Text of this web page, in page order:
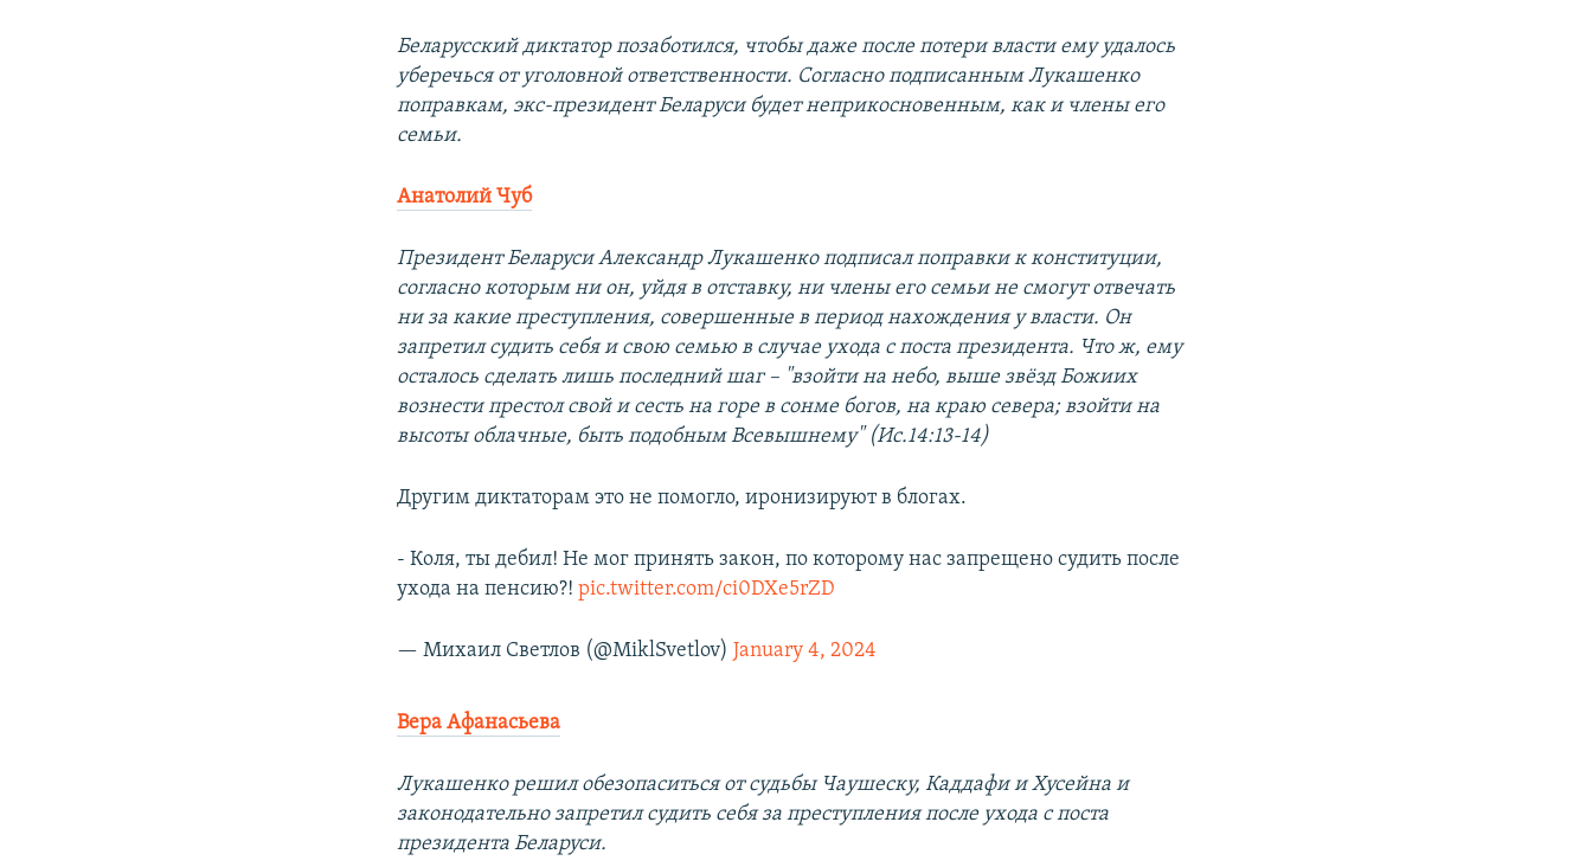
Беларусский диктатор позаботился, чтобы даже после потери власти ему удалось
уберечься от уголовной ответственности. Согласно подписанным Лукашенко
поправкам, экс-президент Беларуси будет неприкосновенным, как и члены его
семьи.
Анатолий Чуб
Президент Беларуси Александр Лукашенко подписал поправки к конституции,
согласно которым ни он, уйдя в отставку, ни члены его семьи не смогут отвечать
ни за какие преступления, совершенные в период нахождения у власти. Он
запретил судить себя и свою семью в случае ухода с поста президента. Что ж, ему
осталось сделать лишь последний шаг – "взойти на небо, выше звёзд Божиих
вознести престол свой и сесть на горе в сонме богов, на краю севера; взойти на
высоты облачные, быть подобным Всевышнему" (Ис.14:13-14)
Другим диктаторам это не помогло, иронизируют в блогах.
- Коля, ты дебил! Не мог принять закон, по которому нас запрещено судить после
ухода на пенсию?!pic.twitter.com/ci0DXe5rZD
— Mиxaил Cвeтлoв (@MiklSvetlov)January 4, 2024
Вера Афанасьева
Лукашенко решил обезопаситься от судьбы Чаушеску, Каддафи и Хусейна и
законодательно запретил судить себя за преступления после ухода с поста
президента Беларуси.